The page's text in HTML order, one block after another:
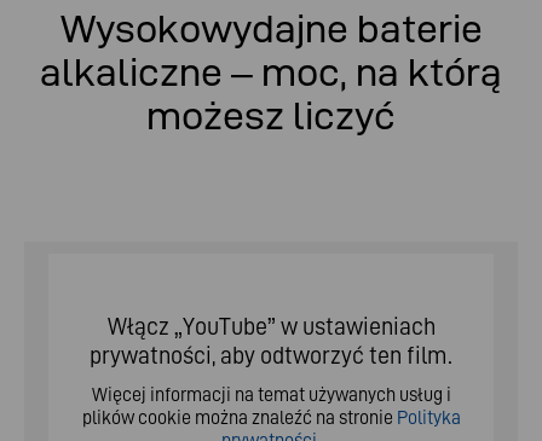
Wysokowydajne baterie
alkaliczne – moc, na którą
możesz liczyć
Włącz „YouTube” w ustawieniach
prywatności, aby odtworzyć ten film.
Więcej informacji na temat używanych usług i
plików cookie można znaleźć na stronie Polityka